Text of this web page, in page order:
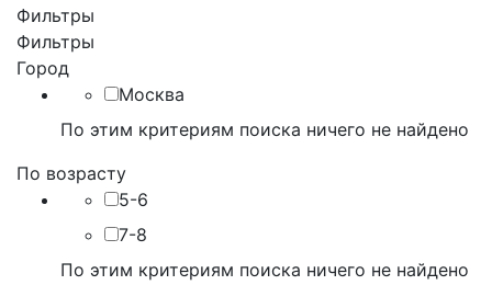
Фильтры
Фильтры
Город
Москва
По этим критериям поиска ничего не найдено
По возрасту
5-6
7-8
По этим критериям поиска ничего не найдено